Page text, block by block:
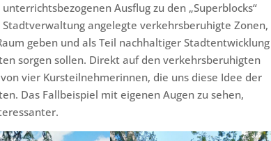
Ausflug zu den „Superblocks“
angelegte verkehrsberuhigte Zonen,
geben und als Teil nachhaltiger Stadtentwicklung
sorgen sollen. Direkt auf den verkehrsberuhigten
vier Kursteilnehmerinnen, die uns diese Idee der
Das Fallbeispiel mit eigenen Augen zu sehen,